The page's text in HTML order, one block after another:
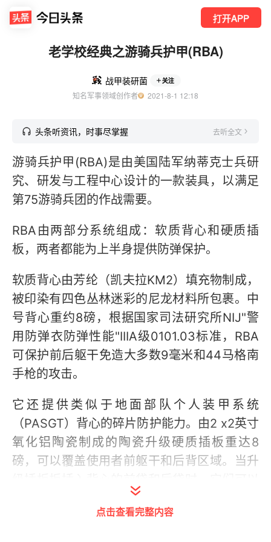
打开APP
老学校经典之游骑兵护甲(RBA)
战甲装研菌 关注
知名军事领域创作者
  2021-8-1 12:18
头条听资讯，时事尽掌握 去听全文
游骑兵护甲(RBA)是由美国陆军纳蒂克士兵研
究、研发与工程中心设计的一款装具，以满足
第75游骑兵团的作战需要。
RBA由两部分系统组成：软质背心和硬质插
板，两者都能为上半身提供防弹保护。
软质背心由芳纶（凯夫拉KM2）填充物制成，
被印染有四色丛林迷彩的尼龙材料所包裹。中
号背心重约8磅，根据国家司法研究所NIJ"警
用防弹衣防弹性能"IIIA级0101.03标准，RBA
可保护前后躯干免造大多数9毫米和44马格南
手枪的攻击。
它还提供类似于地面部队个人装甲系统
（PASGT）背心的碎片防护能力。由2 x2英寸
氧化铝陶瓷制成的陶瓷升级硬质插板重达8
磅，可以覆盖使用者前躯干和后背区域。当升
防护身体大约10×12英寸面积的区域，抵挡来
自5.56毫米和7.62毫米口径弹药的攻击。(来
点击查看完整内容